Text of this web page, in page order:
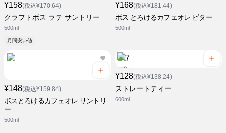
¥158(税込¥170.64)
クラフトボス ラテ サントリー
500ml
月間安い値
¥168(税込¥181.44)
ボス とろけるカフェオレ ビター
500ml
¥148(税込¥159.84)
ボスとろけるカフェオレ サントリ
ー
500ml
¥128(税込¥138.24)
ストレートティー
600ml